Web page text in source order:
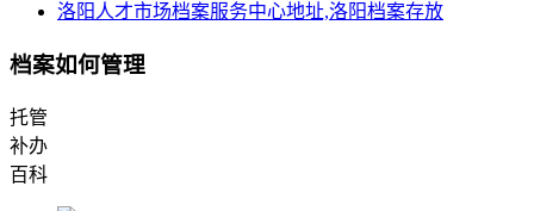
洛阳人才市场档案服务中心地址,洛阳档案存放
档案如何管理
托管
补办
百科